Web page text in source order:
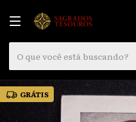
GRÁTIS